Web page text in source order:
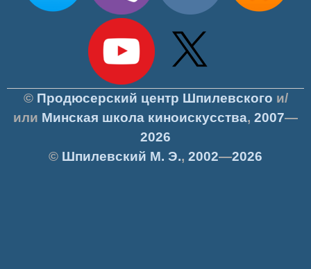
© Продюсерский центр Шпилевского и/
или Минская школа киноискусства, 2007—
2026
© Шпилевский М. Э., 2002—2026